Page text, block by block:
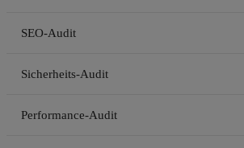
SEO-Audit
Sicherheits-Audit
Performance-Audit